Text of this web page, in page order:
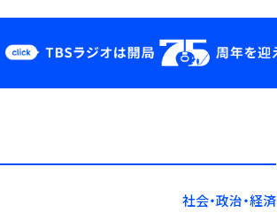
YouTube
会社情報社会・政治・経済